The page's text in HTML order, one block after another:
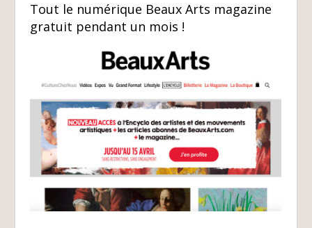
Tout le numérique Beaux Arts magazine
gratuit pendant un mois !